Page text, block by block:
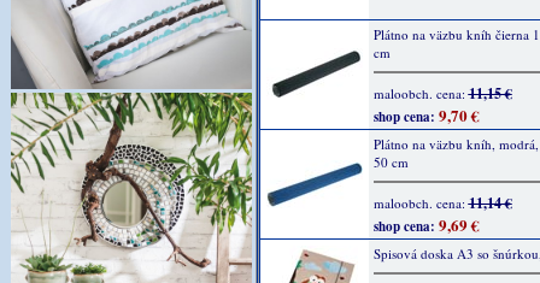
Plátno na väzbu kníh čierna
cm
maloobch. cena:11,15 €
shop cena: 9,70 €
Plátno na väzbu kníh,
50 cm
maloobch. cena:11,14 €
shop cena: 9,69 €
Spisová doska A3 so